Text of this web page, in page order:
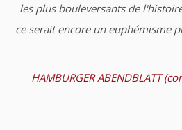
les plus bouleversants de
ce serait encore un euphémisme
HAMBURGER ABENDBLATT